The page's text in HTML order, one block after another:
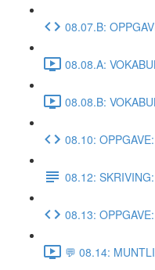
08.07.B:
08.08.A:
08.08.B:
08.10:
08.12:
08.13:
💬 08.14: